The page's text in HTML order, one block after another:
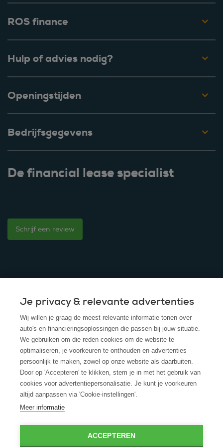
ROS finance
Hulp of advies nodig?
Openingstijden
Bedrijfsgegevens
De financial lease specialist
Schrijf een review
© 2025 - ROS Krediet Service
Algemene Voorwaarden
Disclaimer
Privacy Policy
Cookies
Cookie policy
Je privacy & relevante advertenties
Wij willen je graag de meest relevante informatie tonen over
auto's en financieringsoplossingen die passen bij jouw situatie.
We gebruiken om die reden cookies om de website te
optimaliseren, je voorkeuren te onthouden en advertenties
persoonlijk te maken, zowel op onze website als daarbuiten.
Door op 'Accepteren' te klikken, stem je in met het gebruik van
cookies voor advertentiepersonalisatie. Je kunt je voorkeuren
altijd aanpassen via 'Cookie-instellingen'.
Meer informatie
ACCEPTEREN